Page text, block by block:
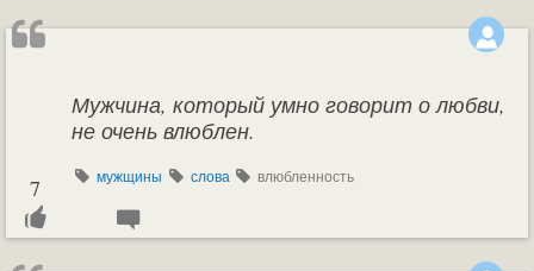
Мужчина, который умно говорит о любви,
не очень влюблен.
мужщины слова влюбленность
7